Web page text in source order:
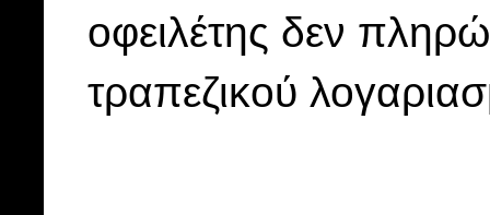
οφειλέτης δεν
τραπεζικού